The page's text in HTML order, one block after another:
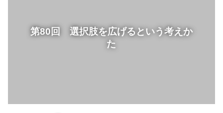
第80回 選択肢を広げるという考えか
た